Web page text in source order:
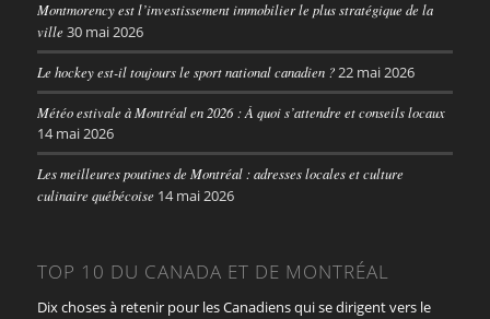
Montmorency est l’investissement immobilier le plus stratégique de la
ville 30 mai 2026
Le hockey est-il toujours le sport national canadien ? 22 mai 2026
Météo estivale à Montréal en 2026 : À quoi s’attendre et conseils locaux
14 mai 2026
Les meilleures poutines de Montréal : adresses locales et culture
culinaire québécoise 14 mai 2026
TOP 10 DU CANADA ET DE MONTRÉAL
Dix choses à retenir pour les Canadiens qui se dirigent vers le